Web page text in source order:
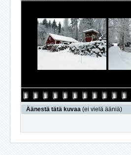
Äänestä tätä kuvaa (ei vielä ääniä)